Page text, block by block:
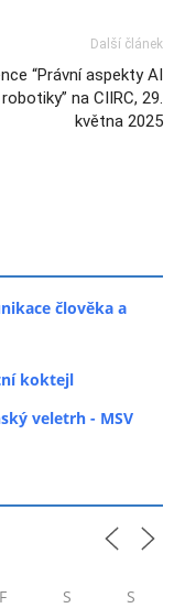
Další článek
“Právní aspekty AI
na CIIRC, 29.
května 2025
člověka a
koktejl
veletrh - MSV
F S S